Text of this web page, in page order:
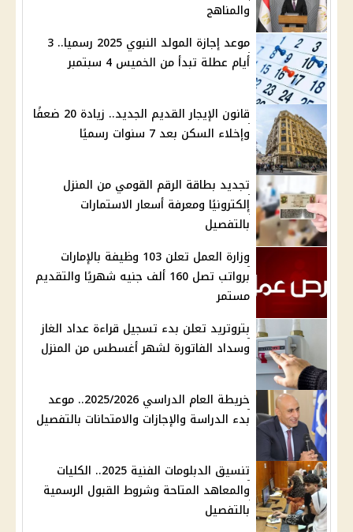
والمناهج
موعد إجازة المولد النبوي 2025 رسميا.. 3
أيام عطلة تبدأ من الخميس 4 سبتمبر
قانون الإيجار القديم الجديد.. زيادة 20 ضعفًا
وإخلاء السكن بعد 7 سنوات رسميًا
تجديد بطاقة الرقم القومي من المنزل
إلكترونيًا ومعرفة أسعار الاستمارات
بالتفصيل
وزارة العمل تعلن 103 وظيفة بالإمارات
برواتب تصل 160 ألف جنيه شهريًا والتقديم
مستمر
بتروتريد تعلن بدء تسجيل قراءة عداد الغاز
وسداد الفاتورة لشهر أغسطس من المنزل
خريطة العام الدراسي 2025/2026.. موعد
بدء الدراسة والإجازات والامتحانات بالتفصيل
تنسيق الدبلومات الفنية 2025.. الكليات
والمعاهد المتاحة وشروط القبول الرسمية
بالتفصيل